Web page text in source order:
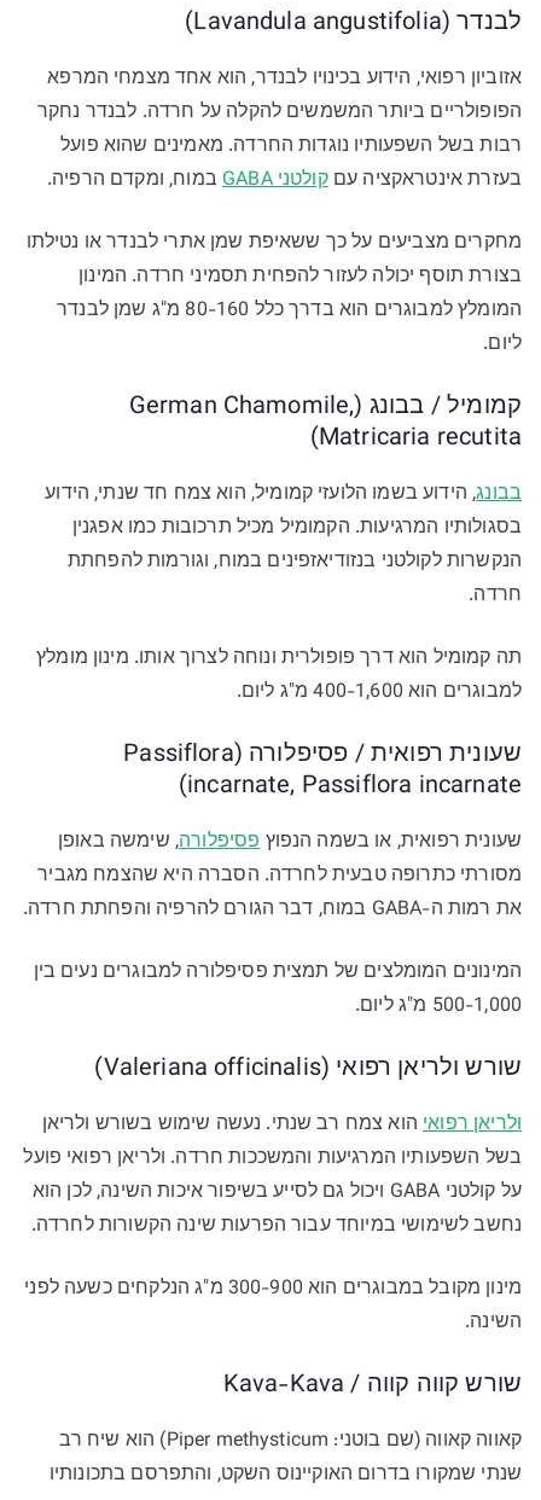
לבנדר (Lavandula angustifolia)
אזוביון רפואי, הידוע בכינויו לבנדר, הוא אחד מצמחי המרפא
הפופולריים ביותר המשמשים להקלה על חרדה. לבנדר נחקר
רבות בשל השפעותיו נוגדות החרדה. מאמינים שהוא פועל
בעזרת אינטראקציה עםקולטני GABA במוח, ומקדם הרפיה.
מחקרים מצביעים על כך ששאיפת שמן אתרי לבנדר או נטילתו
בצורת תוסף יכולה לעזור להפחית תסמיני חרדה. המינון
המומלץ למבוגרים הוא בדרך כלל 80-160 מ"ג שמן לבנדר
ליום.
קמומיל / בבונג (German Chamomile,
Matricaria recutita)
בבונג, הידוע בשמו הלועזי קמומיל, הוא צמח חד שנתי, הידוע
בסגולותיו המרגיעות. הקמומיל מכיל תרכובות כמו אפגנין
הנקשרות לקולטני בנזודיאזפינים במוח, וגורמות להפחתת
חרדה.
תה קמומיל הוא דרך פופולרית ונוחה לצרוך אותו. מינון מומלץ
למבוגרים הוא 400-1,600 מ"ג ליום.
שעונית רפואית / פסיפלורה (Passiflora
incarnate, Passiflora incarnate)
שעונית רפואית, או בשמה הנפוץפסיפלורה, שימשה באופן
מסורתי כתרופה טבעית לחרדה. הסברה היא שהצמח מגביר
את רמות ה-GABA במוח, דבר הגורם להרפיה והפחתת חרדה.
המינונים המומלצים של תמצית פסיפלורה למבוגרים נעים בין
500-1,000 מ"ג ליום.
שורש ולריאן רפואי (Valeriana officinalis)
ולריאן רפואיהוא צמח רב שנתי. נעשה שימוש בשורש ולריאן
בשל השפעותיו המרגיעות והמשככות חרדה. ולריאן רפואי פועל
על קולטני GABA ויכול גם לסייע בשיפור איכות השינה, לכן הוא
נחשב לשימושי במיוחד עבור הפרעות שינה הקשורות לחרדה.
מינון מקובל במבוגרים הוא 300-900 מ"ג הנלקחים כשעה לפני
השינה.
שורש קווה קווה / Kava-Kava
קאווה קאווה (שם בוטני: Piper methysticum) הוא שיח רב
שנתי שמקורו בדרום האוקיינוס השקט, והתפרסם בתכונותיו